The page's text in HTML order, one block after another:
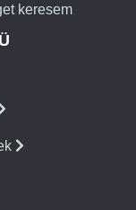
keresem